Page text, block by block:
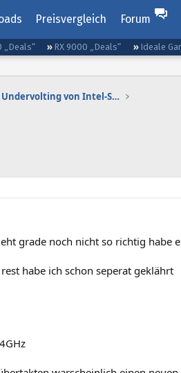
Preisvergleich Forum
„Deals“ RX 9000 „Deals“ Ideale
Overclocking und Undervolting von Intel-Systemen
grade noch nicht so richtig habe
habe ich schon seperat geklährt